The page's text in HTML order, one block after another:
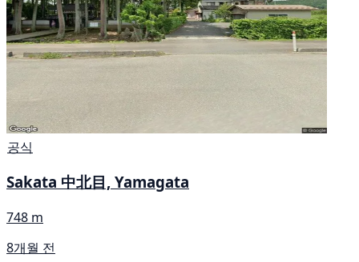
공식
Sakata 中北目, Yamagata
748 m
8개월 전